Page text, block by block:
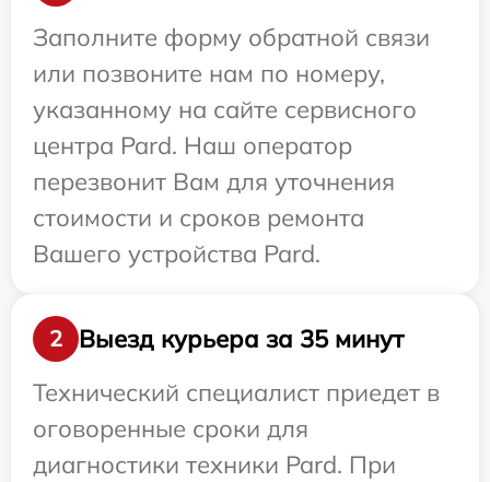
Заполните форму обратной связи
или позвоните нам по номеру,
указанному на сайте сервисного
центра Pard. Наш оператор
перезвонит Вам для уточнения
стоимости и сроков ремонта
Вашего устройства Pard.
2
Выезд курьера за 35 минут
Технический специалист приедет в
оговоренные сроки для
диагностики техники Pard. При